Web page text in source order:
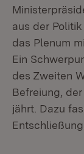
aus der
das Plenum
Ein
des Zweiten
Befreiung,
jährt. Dazu
Entschließung.